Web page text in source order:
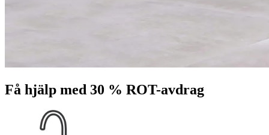
Få hjälp med 30 % ROT-avdrag